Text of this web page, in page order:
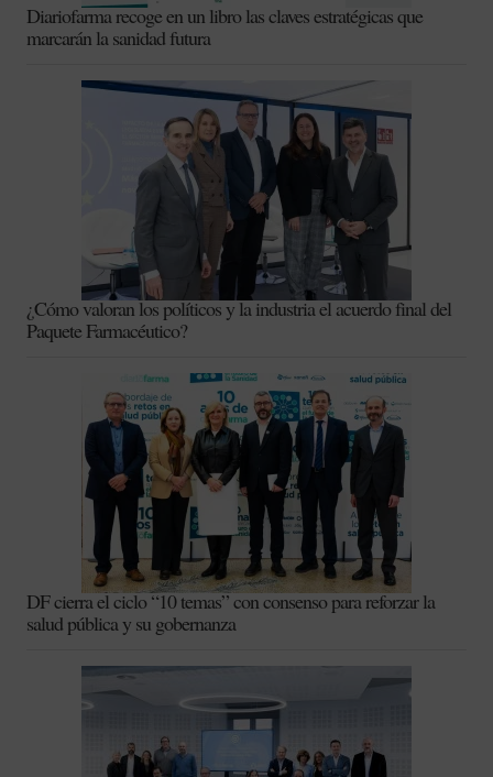
Diariofarma recoge en un libro las claves estratégicas que
marcarán la sanidad futura
¿Cómo valoran los políticos y la industria el acuerdo final del
Paquete Farmacéutico?
DF cierra el ciclo “10 temas” con consenso para reforzar la
salud pública y su gobernanza